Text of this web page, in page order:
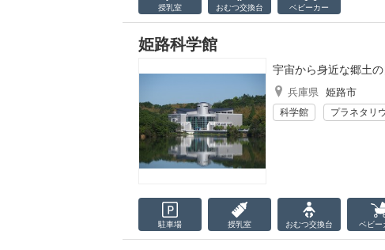
授乳室 おむつ交換台 ベビーカー
姫路科学館
宇宙から身近な郷土
兵庫県 姫路市
科学館 プラネタリ
駐車場 授乳室 おむつ交換台 ベビー